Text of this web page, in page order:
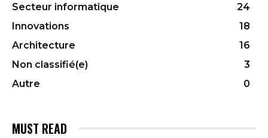
Secteur informatique
24
Innovations
18
Architecture
16
Non classifié(e)
3
Autre
0
MUST READ